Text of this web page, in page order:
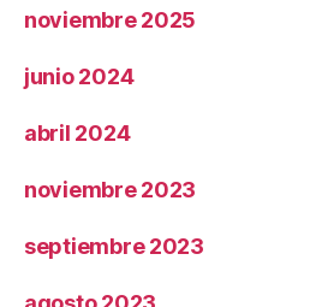
noviembre 2025
junio 2024
abril 2024
noviembre 2023
septiembre 2023